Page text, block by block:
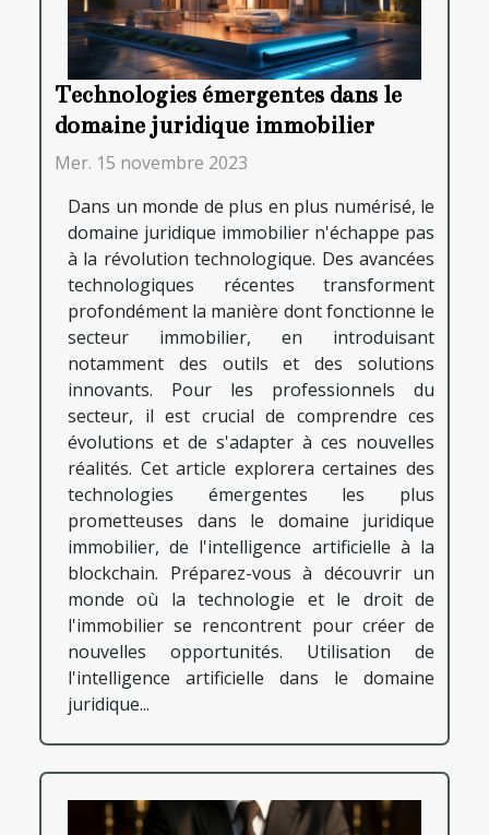
Technologies émergentes dans le
domaine juridique immobilier
Mer. 15 novembre 2023
Dans un monde de plus en plus numérisé, le
domaine juridique immobilier n'échappe pas
à la révolution technologique. Des avancées
technologiques récentes transforment
profondément la manière dont fonctionne le
secteur immobilier, en introduisant
notamment des outils et des solutions
innovants. Pour les professionnels du
secteur, il est crucial de comprendre ces
évolutions et de s'adapter à ces nouvelles
réalités. Cet article explorera certaines des
technologies émergentes les plus
prometteuses dans le domaine juridique
immobilier, de l'intelligence artificielle à la
blockchain. Préparez-vous à découvrir un
monde où la technologie et le droit de
l'immobilier se rencontrent pour créer de
nouvelles opportunités. Utilisation de
l'intelligence artificielle dans le domaine
juridique...